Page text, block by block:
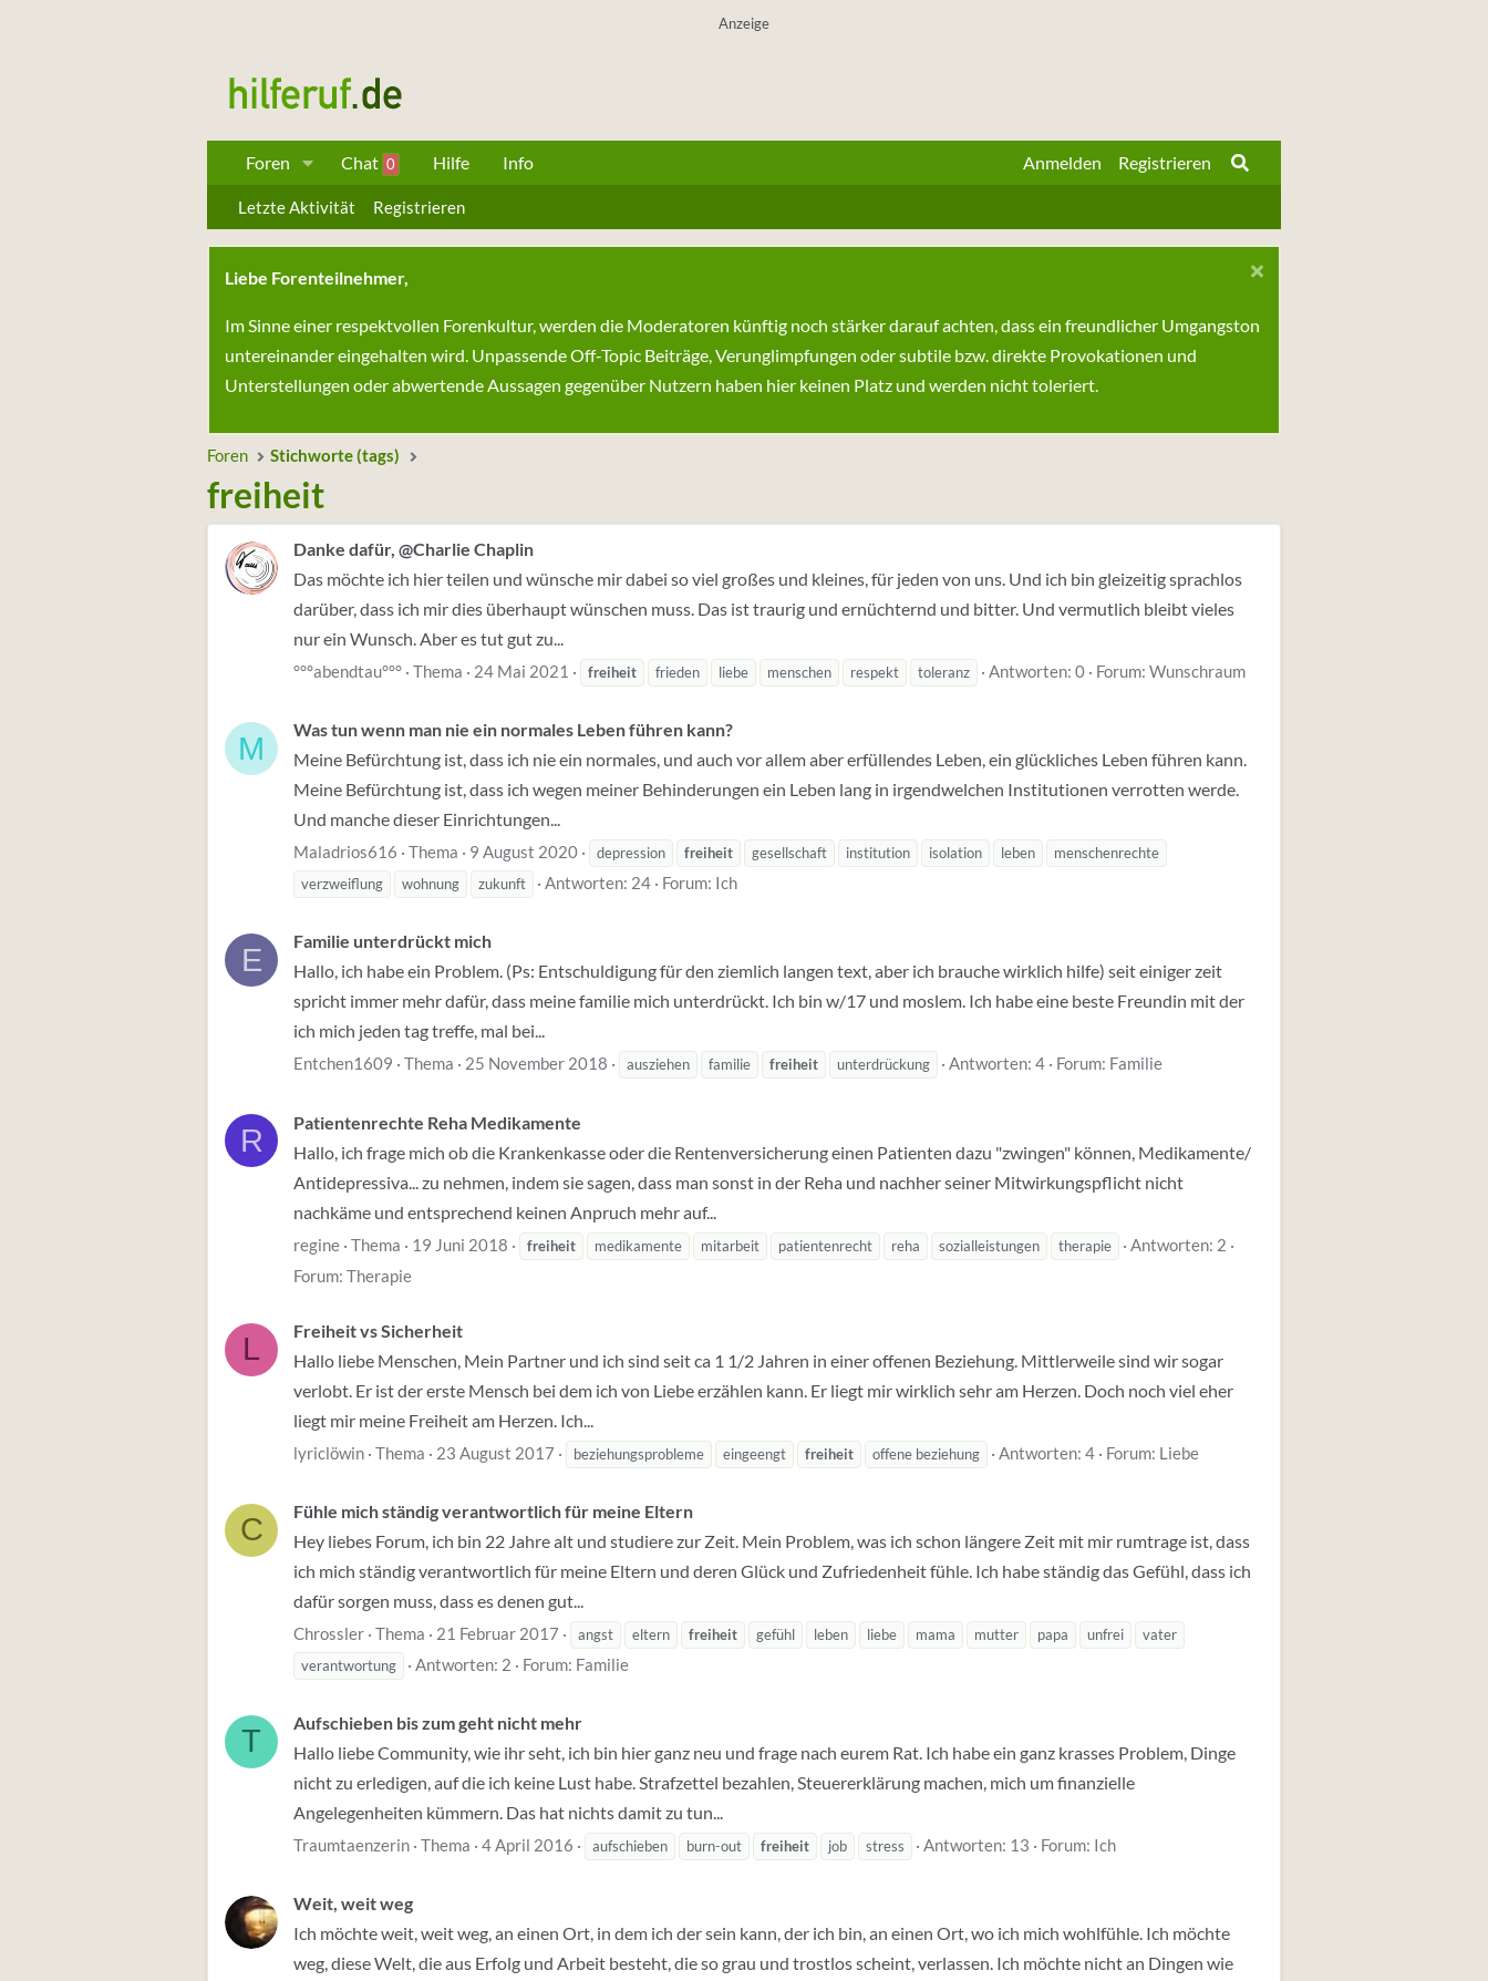
Anzeige
Foren Chat 0 Hilfe Info Anmelden Registrieren
Letzte Aktivität Registrieren
Liebe Forenteilnehmer,
Im Sinne einer respektvollen Forenkultur, werden die Moderatoren künftig noch stärker darauf achten, dass ein freundlicher Umgangston
untereinander eingehalten wird. Unpassende Off-Topic Beiträge, Verunglimpfungen oder subtile bzw. direkte Provokationen und
Unterstellungen oder abwertende Aussagen gegenüber Nutzern haben hier keinen Platz und werden nicht toleriert.
Foren Stichworte (tags)
freiheit
Danke dafür, @Charlie Chaplin
Das möchte ich hier teilen und wünsche mir dabei so viel großes und kleines, für jeden von uns. Und ich bin gleizeitig sprachlos
darüber, dass ich mir dies überhaupt wünschen muss. Das ist traurig und ernüchternd und bitter. Und vermutlich bleibt vieles
nur ein Wunsch. Aber es tut gut zu...
°°°abendtau°°° Thema 24 Mai 2021 freiheit frieden liebe menschen respekt toleranz Antworten: 0 Forum: Wunschraum
M
Was tun wenn man nie ein normales Leben führen kann?
Meine Befürchtung ist, dass ich nie ein normales, und auch vor allem aber erfüllendes Leben, ein glückliches Leben führen kann.
Meine Befürchtung ist, dass ich wegen meiner Behinderungen ein Leben lang in irgendwelchen Institutionen verrotten werde.
Und manche dieser Einrichtungen...
Maladrios616 Thema 9 August 2020 depression freiheit gesellschaft institution isolation leben
menschenrechte
verzweiflung
wohnung zukunft Antworten: 24 Forum: Ich
E
Familie unterdrückt mich
Hallo, ich habe ein Problem. (Ps: Entschuldigung für den ziemlich langen text, aber ich brauche wirklich hilfe) seit einiger zeit
spricht immer mehr dafür, dass meine familie mich unterdrückt. Ich bin w/17 und moslem. Ich habe eine beste Freundin mit der
ich mich jeden tag treffe, mal bei...
Entchen1609 Thema 25 November 2018 ausziehen familie freiheit unterdrückung Antworten: 4 Forum: Familie
R
Patientenrechte Reha Medikamente
Hallo, ich frage mich ob die Krankenkasse oder die Rentenversicherung einen Patienten dazu "zwingen" können, Medikamente/
Antidepressiva... zu nehmen, indem sie sagen, dass man sonst in der Reha und nachher seiner Mitwirkungspflicht nicht
nachkäme und entsprechend keinen Anpruch mehr auf...
regine Thema 19 Juni 2018 freiheit medikamente mitarbeit patientenrecht reha sozialleistungen therapie
Antworten: 2
Forum: Therapie
L
Freiheit vs Sicherheit
Hallo liebe Menschen, Mein Partner und ich sind seit ca 1 1/2 Jahren in einer offenen Beziehung. Mittlerweile sind wir sogar
verlobt. Er ist der erste Mensch bei dem ich von Liebe erzählen kann. Er liegt mir wirklich sehr am Herzen. Doch noch viel eher
liegt mir meine Freiheit am Herzen. Ich...
lyriclöwin Thema 23 August 2017 beziehungsprobleme eingeengt freiheit offene beziehung Antworten: 4 Forum: Liebe
C
Fühle mich ständig verantwortlich für meine Eltern
Hey liebes Forum, ich bin 22 Jahre alt und studiere zur Zeit. Mein Problem, was ich schon längere Zeit mit mir rumtrage ist, dass
ich mich ständig verantwortlich für meine Eltern und deren Glück und Zufriedenheit fühle. Ich habe ständig das Gefühl, dass ich
dafür sorgen muss, dass es denen gut...
Chrossler Thema 21 Februar 2017 angst eltern freiheit gefühl leben liebe mama mutter papa unfrei
vater
verantwortung
Antworten: 2 Forum: Familie
T
Aufschieben bis zum geht nicht mehr
Hallo liebe Community, wie ihr seht, ich bin hier ganz neu und frage nach eurem Rat. Ich habe ein ganz krasses Problem, Dinge
nicht zu erledigen, auf die ich keine Lust habe. Strafzettel bezahlen, Steuererklärung machen, mich um finanzielle
Angelegenheiten kümmern. Das hat nichts damit zu tun...
Traumtaenzerin Thema 4 April 2016 aufschieben burn-out freiheit job stress Antworten: 13 Forum: Ich
Weit, weit weg
Ich möchte weit, weit weg, an einen Ort, in dem ich der sein kann, der ich bin, an einen Ort, wo ich mich wohlfühle. Ich möchte
weg, diese Welt, die aus Erfolg und Arbeit besteht, die so grau und trostlos scheint, verlassen. Ich möchte nicht an Dingen wie